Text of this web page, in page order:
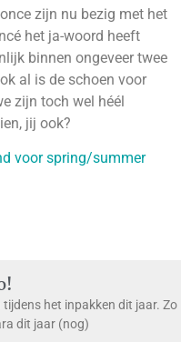
zijn nu bezig met het
het ja-woord heeft
binnen ongeveer twee
al is de schoen voor
zijn toch wel héél
jij ook?
voor spring/summer
tijdens het inpakken dit jaar. Zo
dit jaar (nog)